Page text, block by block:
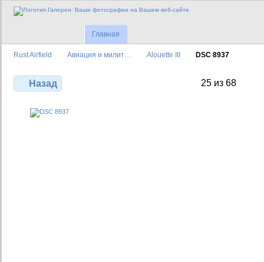
Главная
Rust Airfield Авиация и милит… Alouette III DSC 8937
Назад 25 из 68